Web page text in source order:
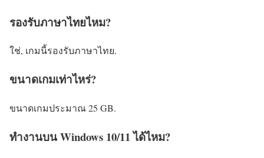
รองรับภาษาไทยไหม?
ใช่, เกมนี้รองรับภาษาไทย.
ขนาดเกมเท่าไหร่?
ขนาดเกมประมาณ 25 GB.
ทำงานบน Windows 10/11 ได้ไหม?